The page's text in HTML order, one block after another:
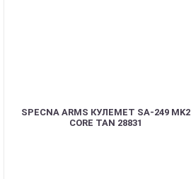
SPECNA ARMS КУЛЕМЕТ SA-249 MK2
CORE TAN 28831